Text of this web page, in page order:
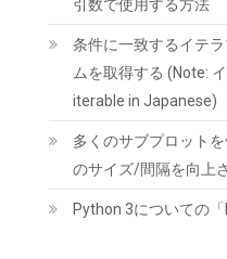
Biwin NV7400 1TB SSD
2280 PCIe Gen4×4 最大
(R:7450MB/s、
PS5/PS5 Pro動作確認済
引数で使用する方法
条件に一致するイテ
ムを取得する (Note:
iterable in Japanese)
多くのサブプロット
のサイズ/間隔を向上
Python 3についての